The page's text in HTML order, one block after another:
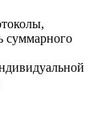
суммарного